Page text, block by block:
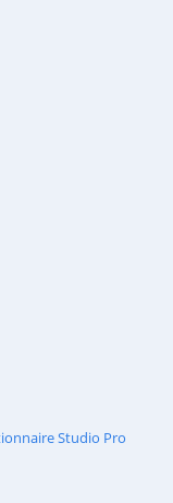
Studio Pro